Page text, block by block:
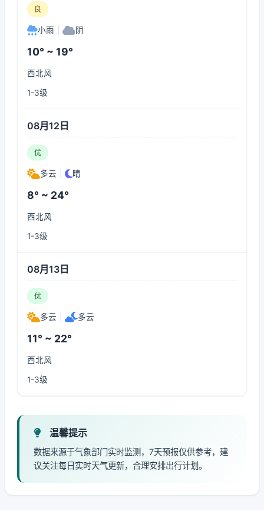
良
小雨 阴
10° ~ 19°
西北风
1-3级
08月12日
优
多云 晴
8° ~ 24°
西北风
1-3级
08月13日
优
多云 多云
11° ~ 22°
西北风
1-3级
温馨提示
数据来源于气象部门实时监测，7天预报仅供参考，建
议关注每日实时天气更新，合理安排出行计划。